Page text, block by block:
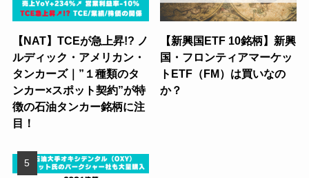
【NAT】TCEが急上昇!? ノ
ルディック・アメリカン・
タンカーズ｜”１種類のタ
ンカー×スポット契約”が特
徴の石油タンカー銘柄に注
目！
【新興国ETF 10銘柄】新興
国・フロンティアマーケッ
トETF（FM）は買いなの
か？